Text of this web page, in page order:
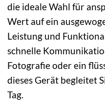
die ideale Wahl für
Wert auf ein
Leistung und
schnelle
Fotografie oder ein
dieses Gerät begleitet
Tag.